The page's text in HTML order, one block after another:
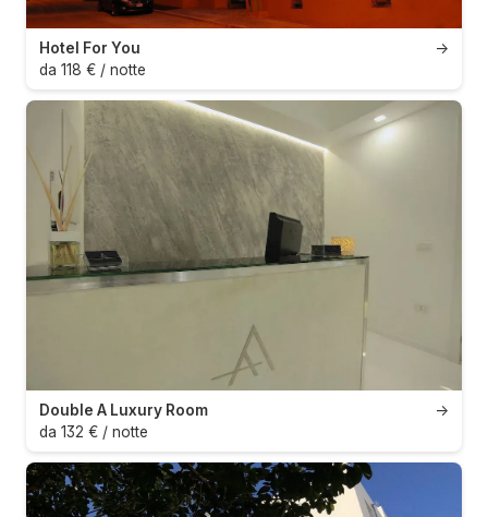
→
Hotel For You
da 118 € / notte
→
Double A Luxury Room
da 132 € / notte